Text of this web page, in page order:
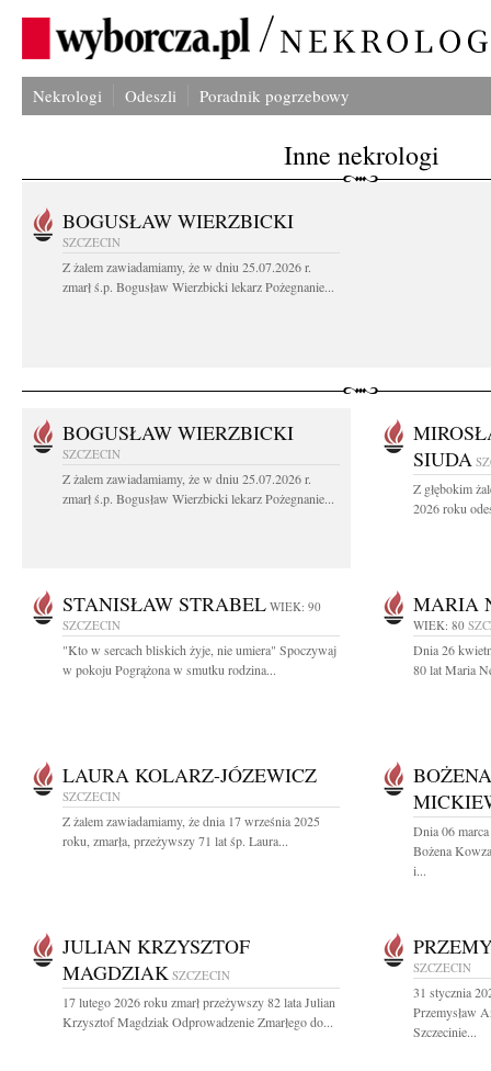
Nekrologi Odeszli Poradnik pogrzebowy
Inne nekrologi
BOGUSŁAW WIERZBICKI
SZCZECIN
Z żalem zawiadamiamy, że w dniu 25.07.2026 r.
zmarł ś.p. Bogusław Wierzbicki lekarz Pożegnanie...
BOGUSŁAW WIERZBICKI
SZCZECIN
Z żalem zawiadamiamy, że w dniu 25.07.2026 r.
zmarł ś.p. Bogusław Wierzbicki lekarz Pożegnanie...
SIUDA
Z głębokim
2026 roku
STANISŁAW STRABEL WIEK: 90
SZCZECIN
"Kto w sercach bliskich żyje, nie umiera" Spoczywaj
w pokoju Pogrążona w smutku rodzina...
MARIA
WIEK: 80
Dnia 26
80 lat Maria
LAURA KOLARZ-JÓZEWICZ
SZCZECIN
Z żalem zawiadamiamy, że dnia 17 września 2025
roku, zmarła, przeżywszy 71 lat śp. Laura...
Dnia 06
Bożena
i...
JULIAN KRZYSZTOF
MAGDZIAK SZCZECIN
17 lutego 2026 roku zmarł przeżywszy 82 lata Julian
Krzysztof Magdziak Odprowadzenie Zmarłego do...
SZCZECIN
31 stycznia
Przemysław
Szczecinie...